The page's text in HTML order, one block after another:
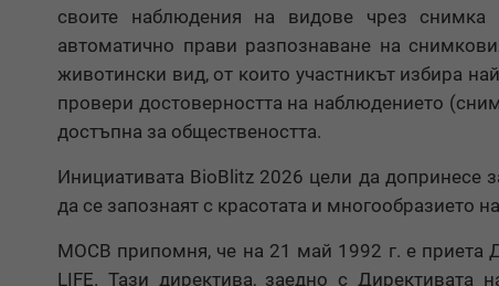
своите наблюдения на видове чрез
автоматично прави разпознаване на
животински вид, от които участникът избира
провери достоверността на наблюдението
достъпна за обществеността.
Инициативата BioBlitz 2026 цели да допринесе
да се запознаят с красотата и многообразието
МОСВ припомня, че на 21 май 1992 г. е приета
LIFE. Тази директива, заедно с Директивата